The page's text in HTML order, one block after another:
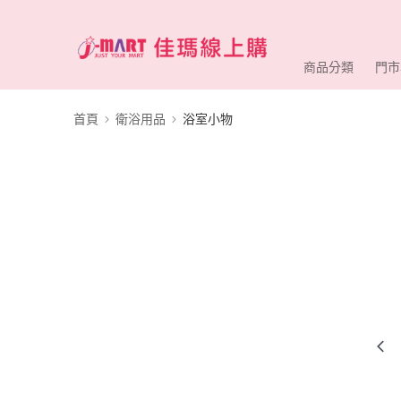
商品分類 門
首頁 衛浴用品 浴室小物